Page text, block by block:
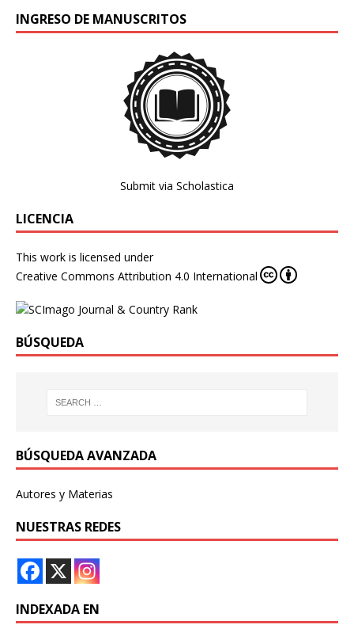
INGRESO DE MANUSCRITOS
Submit via Scholastica
LICENCIA
This work is licensed under
Creative Commons Attribution 4.0 International
BÚSQUEDA
BÚSQUEDA AVANZADA
Autores y Materias
NUESTRAS REDES
INDEXADA EN